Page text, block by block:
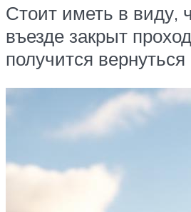
Стоит иметь в виду,
въезде закрыт
получится вернуться